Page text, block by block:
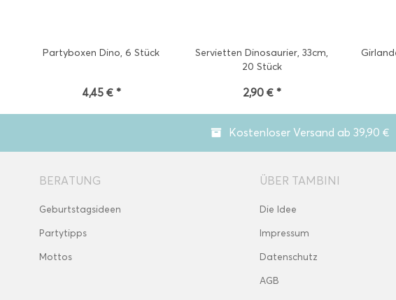
Partyboxen Dino, 6 Stück
4,45 € *
Servietten Dinosaurier, 33cm,
20 Stück
2,90 € *
Kostenloser Versand ab 39,90 €
BERATUNG
Geburtstagsideen
Partytipps
Mottos
ÜBER TAMBINI
Die Idee
Impressum
Datenschutz
AGB